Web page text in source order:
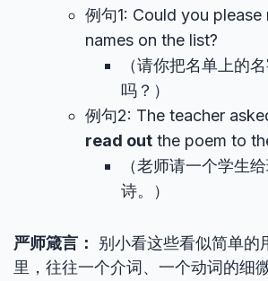
例句1: Could you please
names on the list?
（请你把名单上的
吗？）
例句2: The teacher
read out the poem to
（老师请一个学生
诗。）
严师箴言：
别小看这些看似简单的
里，往往一个介词、一个动词的细